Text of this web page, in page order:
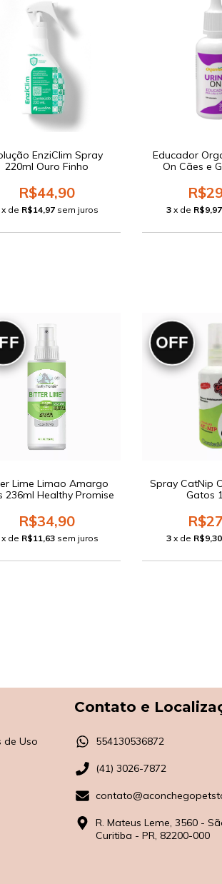
EnziClim Spray
220ml Ouro Finho
R$44,90
x de R$14,97 sem juros
Educador
On Cães e
3 x de R$9,97
Lime Limao Amargo
236ml Healthy Promise
R$34,90
x de R$11,63 sem juros
OFF
Spray CatNip
Gatos
3 x de R$9,30
de Uso
Contato e
554130536872
(41) 3026-7872
R. Mateus Leme, 3560 -
Curitiba - PR, 82200-000